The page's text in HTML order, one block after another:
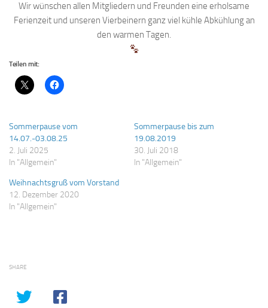
Wir wünschen allen Mitgliedern und Freunden eine erholsame
Ferienzeit und unseren Vierbeinern ganz viel kühle Abkühlung an
den warmen Tagen.
Teilen mit:
Sommerpause vom
14.07.-03.08.25
2. Juli 2025
In "Allgemein"
Sommerpause bis zum
19.08.2019
30. Juli 2018
In "Allgemein"
Weihnachtsgruß vom Vorstand
12. Dezember 2020
In "Allgemein"
SHARE